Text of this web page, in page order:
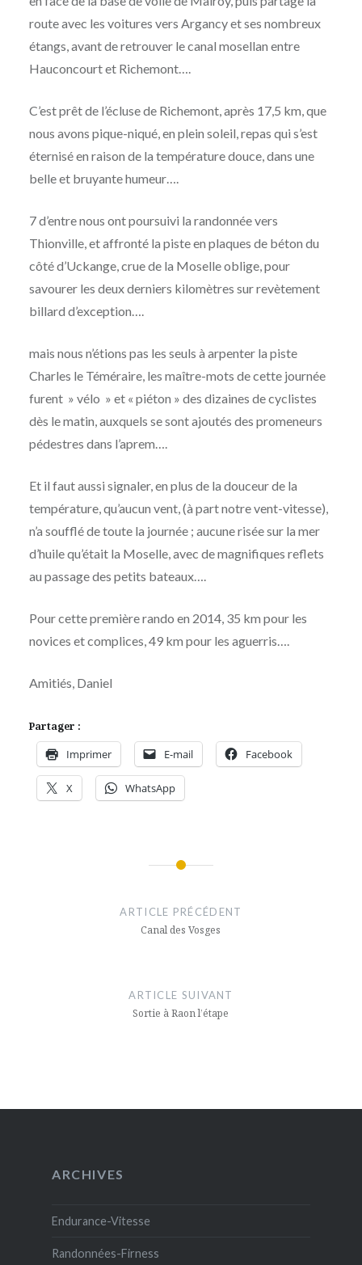
route avec les voitures vers Argancy et ses nombreux
étangs, avant de retrouver le canal mosellan entre
Hauconcourt et Richemont….
C’est prêt de l’écluse de Richemont, après 17,5 km, que
nous avons pique-niqué, en plein soleil, repas qui s’est
éternisé en raison de la température douce, dans une
belle et bruyante humeur….
7 d’entre nous ont poursuivi la randonnée vers
Thionville, et affronté la piste en plaques de béton du
côté d’Uckange, crue de la Moselle oblige, pour
savourer les deux derniers kilomètres sur revètement
billard d’exception….
mais nous n’étions pas les seuls à arpenter la piste
Charles le Téméraire, les maître-mots de cette journée
furent » vélo » et « piéton » des dizaines de cyclistes
dès le matin, auxquels se sont ajoutés des promeneurs
pédestres dans l’aprem….
Et il faut aussi signaler, en plus de la douceur de la
température, qu’aucun vent, (à part notre vent-vitesse),
n’a soufflé de toute la journée ; aucune risée sur la mer
d’huile qu’était la Moselle, avec de magnifiques reflets
au passage des petits bateaux….
Pour cette première rando en 2014, 35 km pour les
novices et complices, 49 km pour les aguerris….
Amitiés, Daniel
Partager :
Imprimer E-mail Facebook
X WhatsApp
ARTICLE PRÉCÉDENT
Canal des Vosges
ARTICLE SUIVANT
Sortie à Raon l’étape
ARCHIVES
Endurance-Vitesse
Randonnées-Firness